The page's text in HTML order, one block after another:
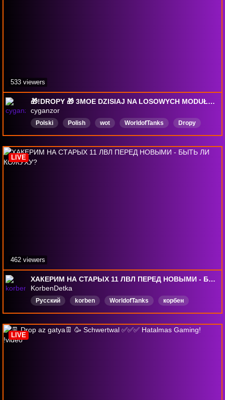
🎁!DROPY 🎁 3MOE DZISIAJ NA LOSOWYCH MODUŁACH! ROBIMY! 🎁!TR !EXITLAG !ENEBA !YT !HOLY 🎁#reklama
cyganzor
Polski Polish wot WorldofTanks Dropy
533 viewers
ХАКЕРИМ НА СТАРЫХ 11 ЛВЛ ПЕРЕД НОВЫМИ - БЫТЬ ЛИ КОЖУХУ?
KorbenDetka
Русский korben WorldofTanks корбен
LIVE
462 viewers
LIVE